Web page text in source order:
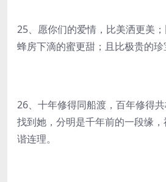
25、愿你们的爱情，比美洒更美
蜂房下滴的蜜更甜；且比极贵的珍
26、十年修得同船渡，百年修得
找到她，分明是千年前的一段缘
谐连理。